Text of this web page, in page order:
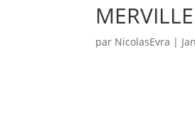
par NicolasEvra |